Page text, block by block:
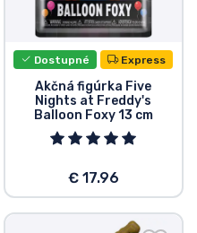
Dostupné Express
Akčná figúrka Five
Nights at Freddy's
Balloon Foxy 13 cm
€ 17.96